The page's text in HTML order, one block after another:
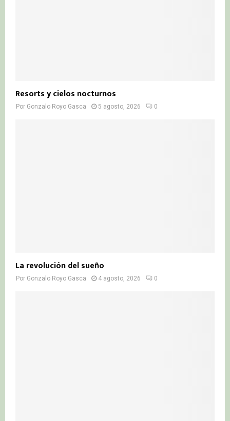
Resorts y cielos nocturnos
Por Gonzalo Royo Gasca 5 agosto, 2026 0
La revolución del sueño
Por Gonzalo Royo Gasca 4 agosto, 2026 0